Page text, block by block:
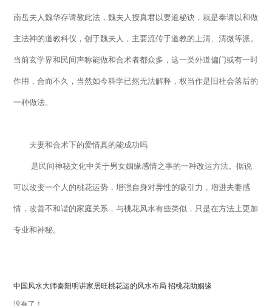
南岳夫人魏华存请教此法，魏夫人授真君以要道秘诀，就是奉请以和做
主法神的道教科仪，创于魏夫人，主要流传于道教的上清、清微等派。
当前玄学界和民间声称能做和合术者都众多，这一类外道偏门或有一时
作用，合而不久，当然如今科学已然无法解释，权当作是旧社会落后的
一种做法。
夫妻和合术下的爱情真的能成功吗
是民间神秘文化中关于男女姻缘感情之事的一种改运方法。据说
可以改变一个人的桃花运势，增强自身对异性的吸引力，增进夫妻感
情，改善不和谐的家庭关系，与桃花风水有些类似，只是在方法上更加
专业和神秘。
中国风水大师秦阳明讲家居旺桃花运的风水布局 招桃花助姻缘
没有了！